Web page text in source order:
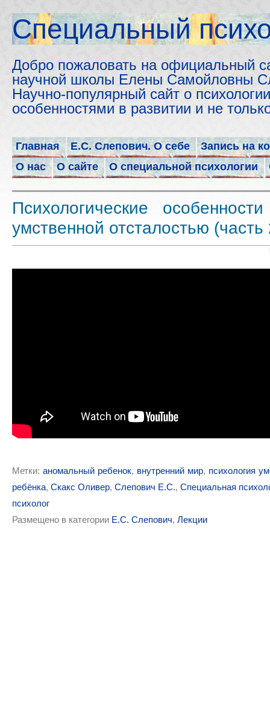
Cпециальный
Добро пожаловать на официальный
научной школы Елены Самойловны
Научно-популярный сайт о
особенностями в развитии и не
Главная Е.С. Слепович. О себе
Запись на
О нас
О сайте О специальной психологии
Психологические
умственной отсталостью (часть
Метки: аномальный ребенок, внутренний мир, психология
ребёнка, Скакс Оливер, Слепович Е.С., Специальная
психолог
Размещено в категории Е.С. Слепович, Лекции